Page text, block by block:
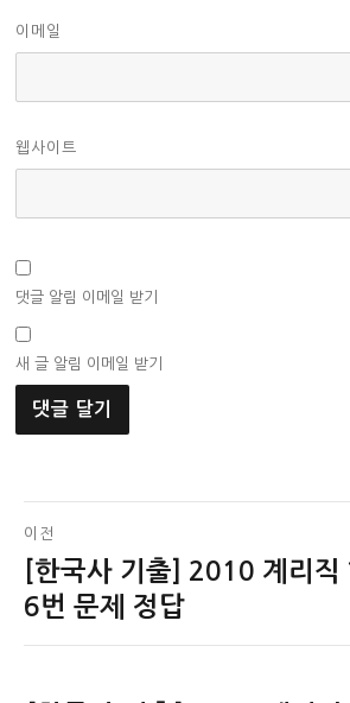
이메일
웹사이트
댓글 알림 이메일 받기
새 글 알림 이메일 받기
글
탐
색
이전
이
전
[한국사 기출] 2010 계리직
6번 문제 정답